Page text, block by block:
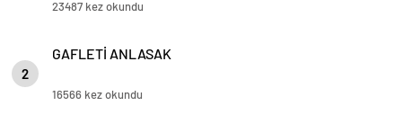
23487 kez okundu
2
GAFLETİ ANLASAK
16566 kez okundu